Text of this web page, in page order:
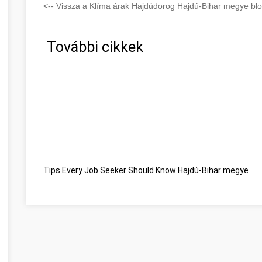
<-- Vissza a Klíma árak Hajdúdorog Hajdú-Bihar megye
További cikkek
Tips Every Job Seeker Should Know Hajdú-Bihar megye